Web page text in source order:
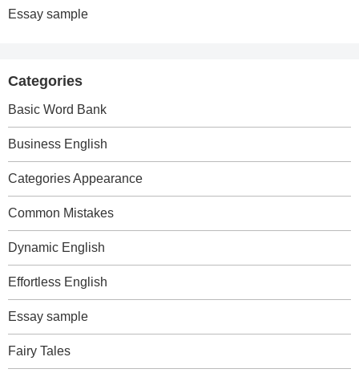
Essay sample
Categories
Basic Word Bank
Business English
Categories Appearance
Common Mistakes
Dynamic English
Effortless English
Essay sample
Fairy Tales